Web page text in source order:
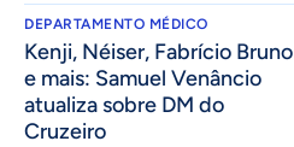
DEPARTAMENTO MÉDICO
Kenji, Néiser, Fabrício Bruno
e mais: Samuel Venâncio
atualiza sobre DM do
Cruzeiro